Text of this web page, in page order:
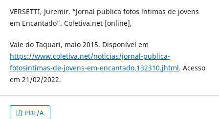
VERSETTI, Juremir. “Jornal publica fotos íntimas de jovens
em Encantado”. Coletiva.net [online],
Vale do Taquari, maio 2015. Disponível em
https://www.coletiva.net/noticias/jornal-publica-
fotosintimas-de-jovens-em-encantado,132310.jhtml. Acesso
em 21/02/2022.
PDF/A